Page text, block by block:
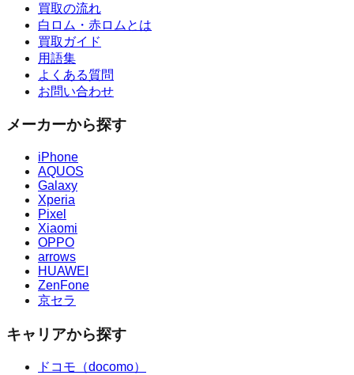
買取の流れ
白ロム・赤ロムとは
買取ガイド
用語集
よくある質問
お問い合わせ
メーカーから探す
iPhone
AQUOS
Galaxy
Xperia
Pixel
Xiaomi
OPPO
arrows
HUAWEI
ZenFone
京セラ
キャリアから探す
ドコモ（docomo）